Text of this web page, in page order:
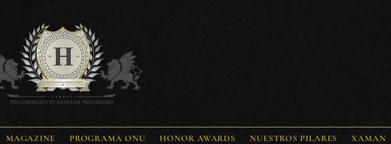
MAGAZINE PROGRAMA ONU HONOR AWARDS NUESTROS PILARES XAMAN